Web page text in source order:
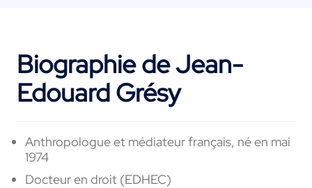
Biographie de Jean-
Edouard Grésy
Anthropologue et médiateur français, né en mai
1974
Docteur en droit (EDHEC)